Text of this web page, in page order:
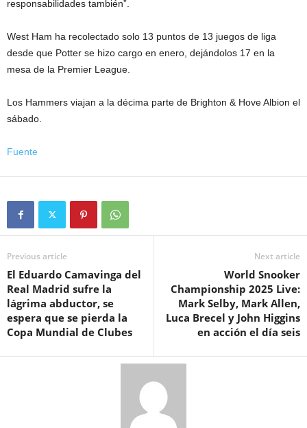
responsabilidades también”.
West Ham ha recolectado solo 13 puntos de 13 juegos de liga
desde que Potter se hizo cargo en enero, dejándolos 17 en la
mesa de la Premier League.
Los Hammers viajan a la décima parte de Brighton & Hove Albion el
sábado.
Fuente
Previous article
El Eduardo Camavinga del
Real Madrid sufre la
lágrima abductor, se
espera que se pierda la
Copa Mundial de Clubes
Next article
World Snooker
Championship 2025 Live:
Mark Selby, Mark Allen,
Luca Brecel y John Higgins
en acción el día seis